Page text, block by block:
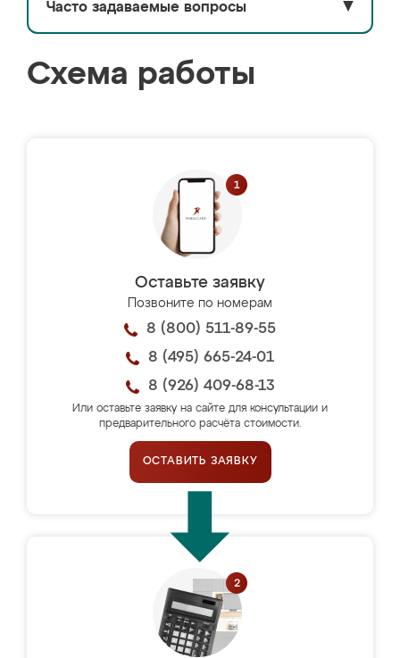
Часто задаваемые вопросы ▼
Схема работы
Оставьте заявку
Позвоните по номерам
8 (800) 511-89-55
8 (495) 665-24-01
8 (926) 409-68-13
Или оставьте заявку на сайте для консультации и
предварительного расчёта стоимости.
ОСТАВИТЬ ЗАЯВКУ